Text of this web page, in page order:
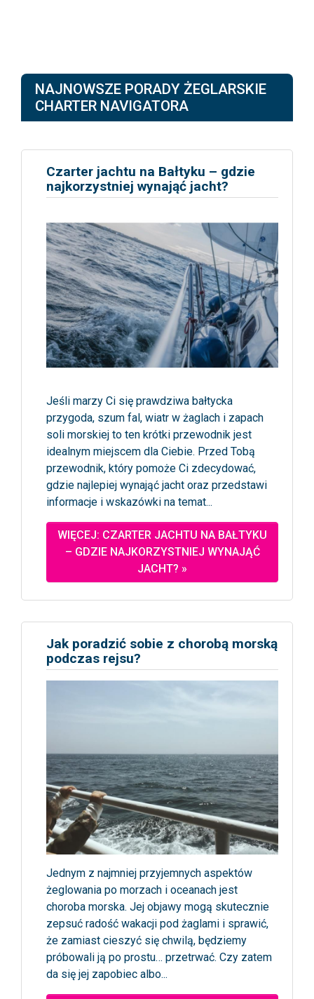
NAJNOWSZE PORADY ŻEGLARSKIE
CHARTER NAVIGATORA
Czarter jachtu na Bałtyku – gdzie
najkorzystniej wynająć jacht?
Jeśli marzy Ci się prawdziwa bałtycka
przygoda, szum fal, wiatr w żaglach i zapach
soli morskiej to ten krótki przewodnik jest
idealnym miejscem dla Ciebie. Przed Tobą
przewodnik, który pomoże Ci zdecydować,
gdzie najlepiej wynająć jacht oraz przedstawi
informacje i wskazówki na temat...
WIĘCEJ: CZARTER JACHTU NA BAŁTYKU
– GDZIE NAJKORZYSTNIEJ WYNAJĄĆ
JACHT? »
Jak poradzić sobie z chorobą morską
podczas rejsu?
Jednym z najmniej przyjemnych aspektów
żeglowania po morzach i oceanach jest
choroba morska. Jej objawy mogą skutecznie
zepsuć radość wakacji pod żaglami i sprawić,
że zamiast cieszyć się chwilą, będziemy
próbowali ją po prostu… przetrwać. Czy zatem
da się jej zapobiec albo...